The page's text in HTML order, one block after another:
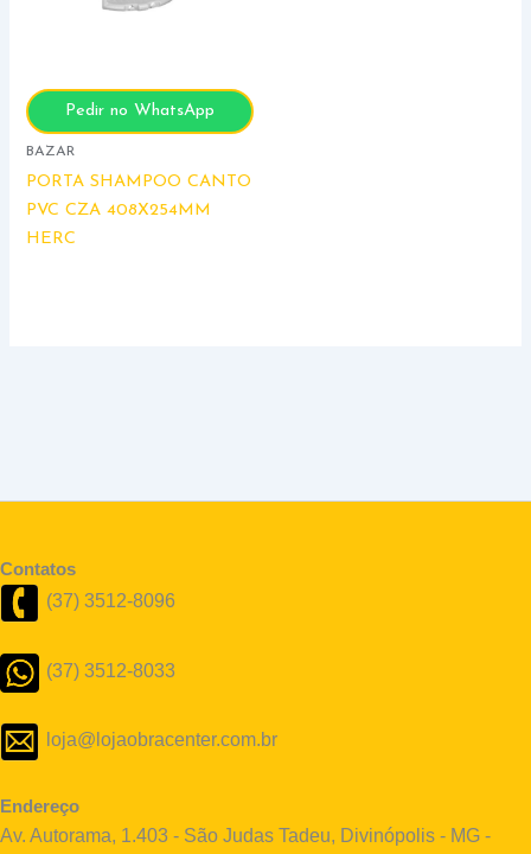
Pedir no WhatsApp
BAZAR
PORTA SHAMPOO CANTO
PVC CZA 408X254MM
HERC
Contatos
(37) 3512-8096
(37) 3512-8033
loja@lojaobracenter.com.br
Endereço
Av. Autorama, 1.403 - São Judas Tadeu, Divinópolis - MG -